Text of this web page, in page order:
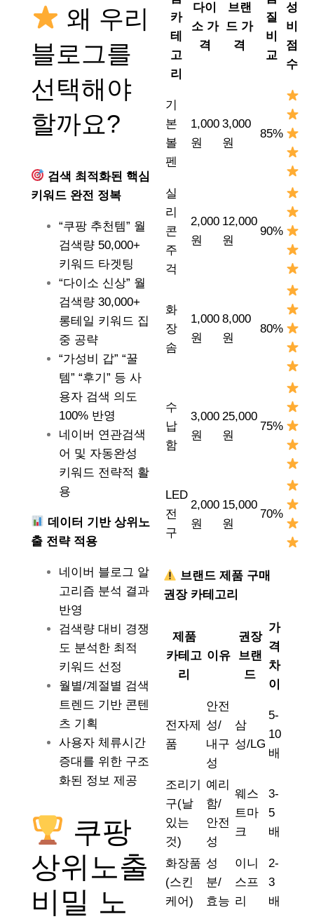
왜 우리
블로그를
선택해야
할까요?
검색 최적화된 핵심
키워드 완전 정복
“쿠팡 추천템” 월
검색량 50,000+
키워드 타겟팅
“다이소 신상” 월
검색량 30,000+
롱테일 키워드 집
중 공략
“가성비 갑” “꿀
템” “후기” 등 사
용자 검색 의도
100% 반영
네이버 연관검색
어 및 자동완성
키워드 전략적 활
용
데이터 기반 상위노
출 전략 적용
네이버 블로그 알
고리즘 분석 결과
반영
검색량 대비 경쟁
도 분석한 최적
키워드 선정
월별/계절별 검색
트렌드 기반 콘텐
츠 기획
사용자 체류시간
증대를 위한 구조
화된 정보 제공
쿠팡
상위노출
비밀 노
카
테
고
리
다이
소 가
격
브랜
드 가
격
질
비
교
성
비
점
수
기
본
볼
펜
1,000
원
3,000
원
85%
실
리
콘
주
걱
2,000
원
12,000
원
90%
화
장
솜
1,000
원
8,000
원
80%
수
납
함
3,000
원
25,000
원
75%
LED
전
구
2,000
원
15,000
원
70%
브랜드 제품 구매
권장 카테고리
제품
카테고
리
이유
권장
브랜
드
가
격
차
이
전자제
품
안전
성/
내구
성
삼
성/LG
5-
10
배
조리기
구(날
있는
것)
예리
함/
안전
성
웨스
트마
크
3-
5
배
화장품
(스킨
케어)
성
분/
효능
이니
스프
리
2-
3
배